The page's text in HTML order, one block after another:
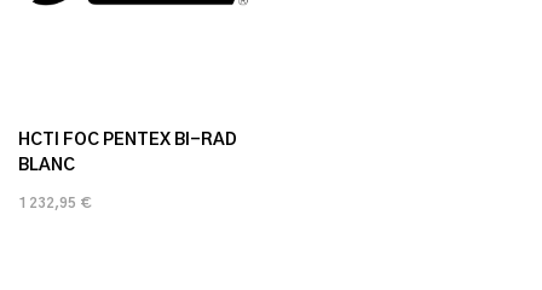
HCTI FOC PENTEX BI-RAD
BLANC
1 232,95 €